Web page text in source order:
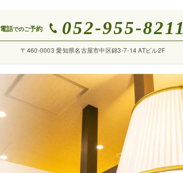
電話でのご予約 052-955-8211
〒460-0003 愛知県名古屋市中区錦3-7-14 ATビル2F